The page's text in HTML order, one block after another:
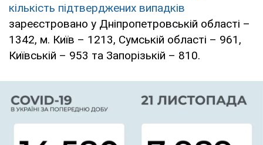
кількість підтверджених випадків
зареєстровано у Дніпропетровській області –
1342, м. Київ – 1213, Сумській області – 961,
Київській – 953 та Запорізькій – 810.